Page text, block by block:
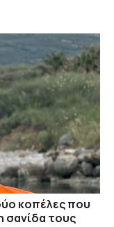
κοπέλες που
σανίδα τους